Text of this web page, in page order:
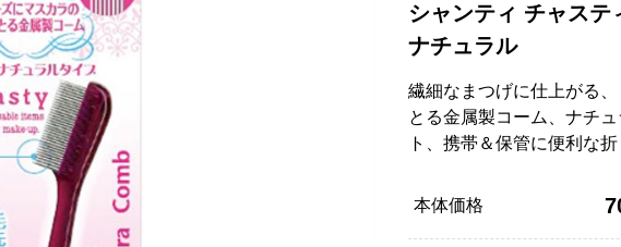
シャンティ チャステ
ナチュラル
繊細なまつげに仕上がる
とる金属製コーム、ナチ
ト、携帯＆保管に便利な
本体価格